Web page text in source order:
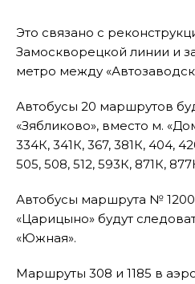
Это связано с
Замоскворецкой линии и
метро между
Автобусы 20 маршрутов
«Зябликово», вместо м.
334К, 341К, 367, 381К, 404,
505, 508, 512, 593К, 871К,
Автобусы маршрута №
«Царицыно» будут
«Южная».
Маршруты 308 и 1185 в